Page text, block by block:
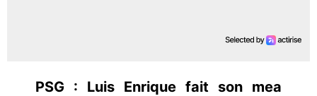
PSG : Luis Enrique fait son mea